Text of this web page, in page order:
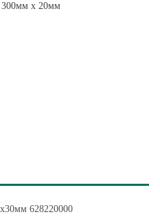
x 20мм
628220000